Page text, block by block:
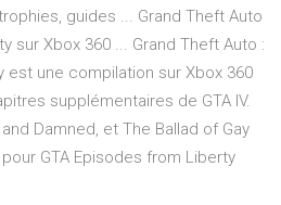
guides ... Grand Theft Auto
sur Xbox 360 ... Grand Theft Auto :
est une compilation sur Xbox 360
supplémentaires de GTA IV.
Damned, et The Ballad of Gay
GTA Episodes from Liberty